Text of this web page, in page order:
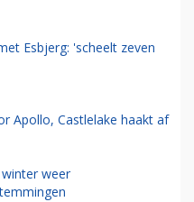
Esbjerg: 'scheelt zeven
Apollo, Castlelake haakt af
weer